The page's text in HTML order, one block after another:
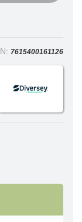
7615400161126